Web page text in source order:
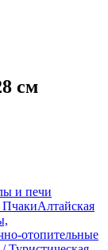
см
и печи
ПчакиАлтайская
отопительные